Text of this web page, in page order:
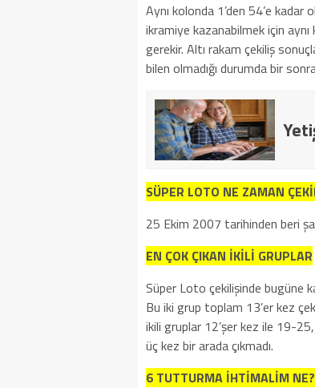
Aynı kolonda 1’den 54’e kadar
ikramiye kazanabilmek için
gerekir. Altı rakam çekiliş
bilen olmadığı durumda bir
SÜPER LOTO NE ZAMAN
25 Ekim 2007 tarihinden beri
EN ÇOK ÇIKAN İKİLİ GRUPLAR
Süper Loto çekilişinde bugüne
Bu iki grup toplam 13’er kez
ikili gruplar 12’şer kez ile 19-
üç kez bir arada çıkmadı.
6 TUTTURMA İHTİMALİM NE?